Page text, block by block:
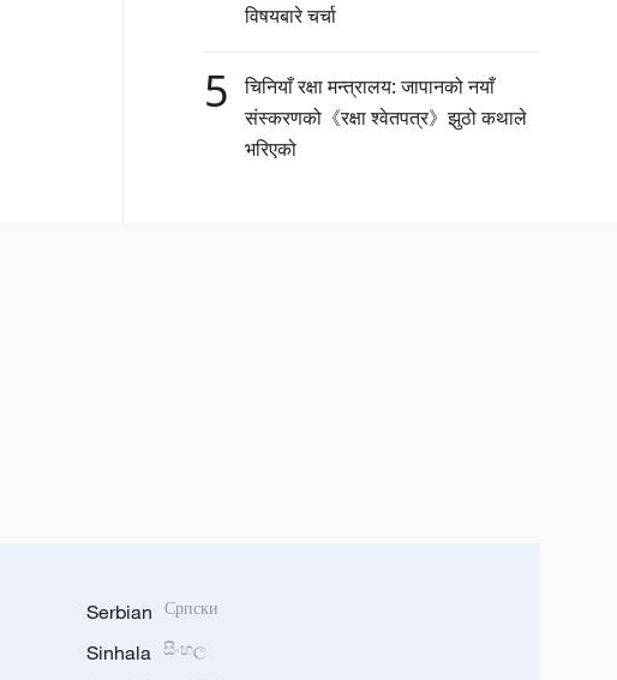
विषयबारे चर्चा
5
चिनियाँ रक्षा मन्त्रालय: जापानको नयाँ
संस्करणको《रक्षा श्वेतपत्र》झुठो कथाले
भरिएको
Serbian Српски
Sinhala සිංහල